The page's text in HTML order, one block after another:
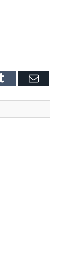
Tumblr Email